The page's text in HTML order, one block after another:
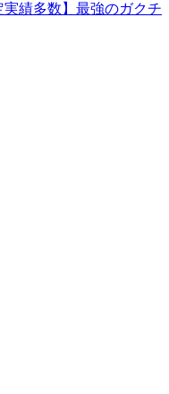
実績多数】最強のガクチ